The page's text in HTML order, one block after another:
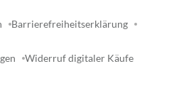
Barrierefreiheitserklärung
Widerruf digitaler Käufe